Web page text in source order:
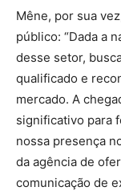
Mêne, por sua
público: “Dada a
desse setor,
qualificado e
mercado. A
significativo para
nossa presença
da agência de
comunicação de